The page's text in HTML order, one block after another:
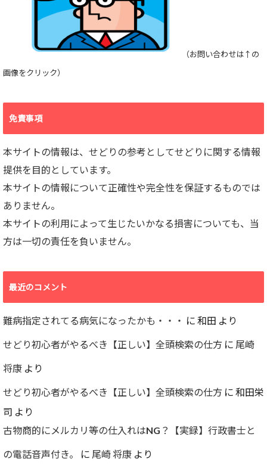
（お問い合わせは↑の
画像をクリック）
免責事項
本サイトの情報は、せどりの参考としてせどりに関する情報
提供を目的としています。
本サイトの情報について正確性や完全性を保証するものでは
ありません。
本サイトの利用によって生じたいかなる損害についても、当
方は一切の責任を負いません。
最近のコメント
難病指定されてる病気になったかも・・・ に 和田 より
せどり初心者がやるべき【正しい】全頭検索の仕方 に 尾崎
将康 より
せどり初心者がやるべき【正しい】全頭検索の仕方 に 和田栄
司 より
古物商的にメルカリ等の仕入れはNG？【実録】行政書士と
の電話音声付き。 に 尾崎 将康 より